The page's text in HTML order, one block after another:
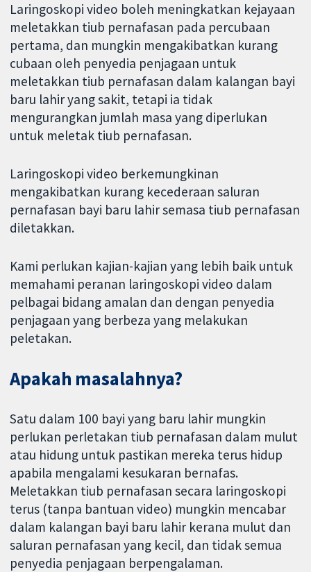
Laringoskopi video boleh meningkatkan kejayaan
meletakkan tiub pernafasan pada percubaan
pertama, dan mungkin mengakibatkan kurang
cubaan oleh penyedia penjagaan untuk
meletakkan tiub pernafasan dalam kalangan bayi
baru lahir yang sakit, tetapi ia tidak
mengurangkan jumlah masa yang diperlukan
untuk meletak tiub pernafasan.
Laringoskopi video berkemungkinan
mengakibatkan kurang kecederaan saluran
pernafasan bayi baru lahir semasa tiub pernafasan
diletakkan.
Kami perlukan kajian-kajian yang lebih baik untuk
memahami peranan laringoskopi video dalam
pelbagai bidang amalan dan dengan penyedia
penjagaan yang berbeza yang melakukan
peletakan.
Apakah masalahnya?
Satu dalam 100 bayi yang baru lahir mungkin
perlukan perletakan tiub pernafasan dalam mulut
atau hidung untuk pastikan mereka terus hidup
apabila mengalami kesukaran bernafas.
Meletakkan tiub pernafasan secara laringoskopi
terus (tanpa bantuan video) mungkin mencabar
dalam kalangan bayi baru lahir kerana mulut dan
saluran pernafasan yang kecil, dan tidak semua
penyedia penjagaan berpengalaman.